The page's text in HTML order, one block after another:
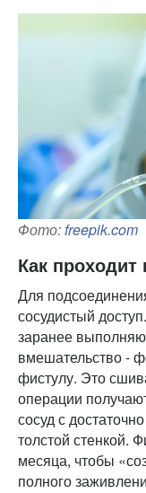
Фото:freepik.com
Как проходит
Для
сосудистый
заранее
вмешательство -
фистулу. Это
операции
сосуд с
толстой стенкой.
месяца, чтобы
полного